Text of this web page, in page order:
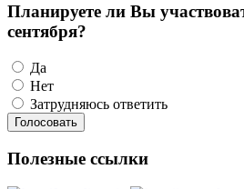
Планируете ли Вы
сентября?
Да
Нет
Затрудняюсь ответить
Полезные ссылки